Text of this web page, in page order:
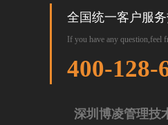
全国统一客户服
If you have any question,feel
400-128-
深圳博凌管理技